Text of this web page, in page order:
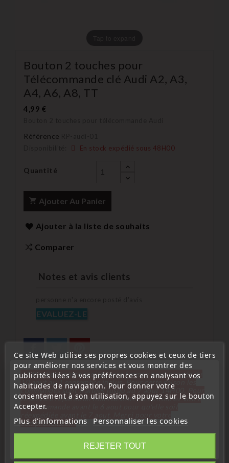
Bouton 2 touches pour
Télécommande clé Audi A2, A3,
A4, A6, A8, TT
4,99 €
Référence
En stock expédié sous 48H00
Quantité
Ajouter Au Panier
Ajouter à la liste de souhaits
Comparer
Notes et avis clients
EVALUEZ-LE
Description
Compatible :
Ce site Web utilise ses propres cookies et ceux de tiers
pour améliorer nos services et vous montrer des
publicités liées à vos préférences en analysant vos
habitudes de navigation. Pour donner votre
consentement à son utilisation, appuyez sur le bouton
Accepter.
Plus d'informations Personnaliser les cookies
REJETER TOUT
« Attention, notre société sera fermée pour congés du
10 aout au 1 septembre inclus. Pour cette raison les
commandes sont traitées jusqu'au 7 aout 14H00. Pour
le service réparation nous devons réceptionner votre
télécommande avant le 6 aout pour qu'elle soit
compréhension»
Fermer